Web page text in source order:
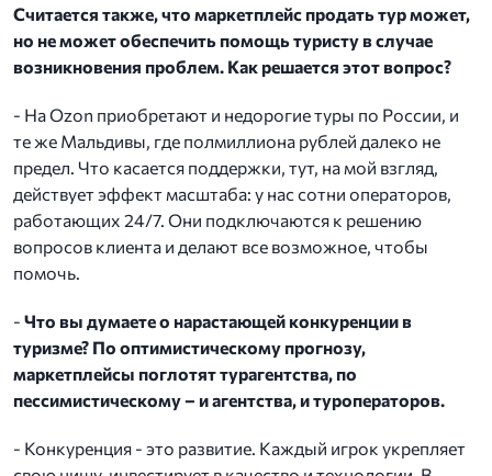
Считается также, что маркетплейс продать тур может,
но не может обеспечить помощь туристу в случае
возникновения проблем. Как решается этот вопрос?
- На Ozon приобретают и недорогие туры по России, и
те же Мальдивы, где полмиллиона рублей далеко не
предел. Что касается поддержки, тут, на мой взгляд,
действует эффект масштаба: у нас сотни операторов,
работающих 24/7. Они подключаются к решению
вопросов клиента и делают все возможное, чтобы
помочь.
- Что вы думаете о нарастающей конкуренции в
туризме? По оптимистическому прогнозу,
маркетплейсы поглотят турагентства, по
пессимистическому – и агентства, и туроператоров.
- Конкуренция - это развитие. Каждый игрок укрепляет